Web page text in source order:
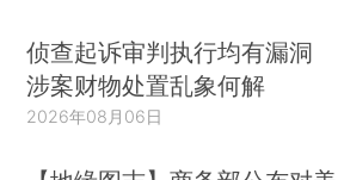
侦查起诉审判执行均有漏洞
涉案财物处置乱象何解
2026年08月06日